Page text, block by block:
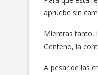
apruebe sin
Mientras tanto,
Centeno, la
A pesar de las